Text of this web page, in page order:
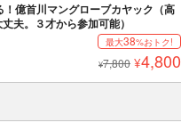
億首川マングローブカヤック（高
夫。３才から参加可能）
最大38%おトク!
¥7,800 ¥4,800